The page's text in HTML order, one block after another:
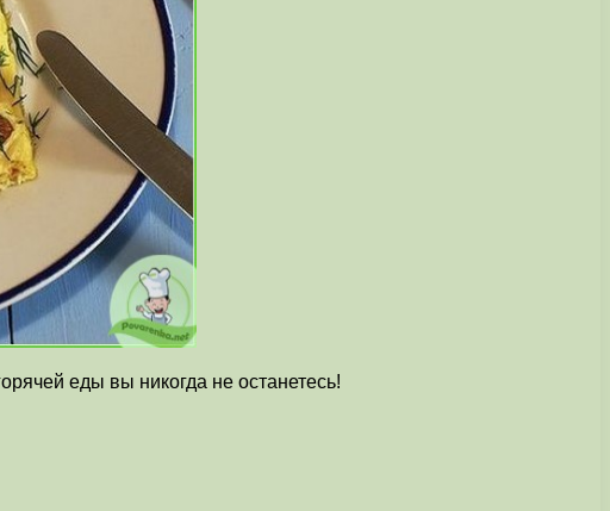
еды вы никогда не останетесь!